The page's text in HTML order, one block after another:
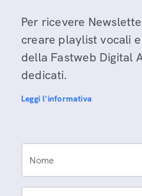
Per ricevere
creare playlist vocali
della Fastweb Digital
dedicati.
Leggi l'informativa
Nome